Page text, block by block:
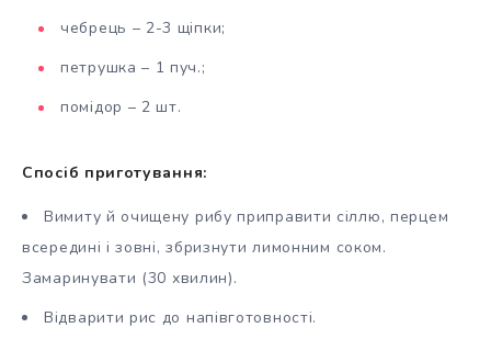
чебрець – 2-3 щіпки;
петрушка – 1 пуч.;
помідор – 2 шт.
Спосіб приготування:
Вимиту й очищену рибу приправити сіллю, перцем
всередині і зовні, збризнути лимонним соком.
Замаринувати (30 хвилин).
Відварити рис до напівготовності.